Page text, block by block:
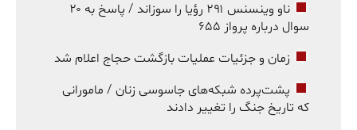
ناو وینسنس ۲۹۱ رؤیا را سوزاند / پاسخ به ۲۰
سوال درباره پرواز ۶۵۵
زمان و جزئیات عملیات بازگشت حجاج اعلام شد
پشت‌پرده شبکه‌های جاسوسی زنان / مامورانی
که تاریخ جنگ را تغییر دادند